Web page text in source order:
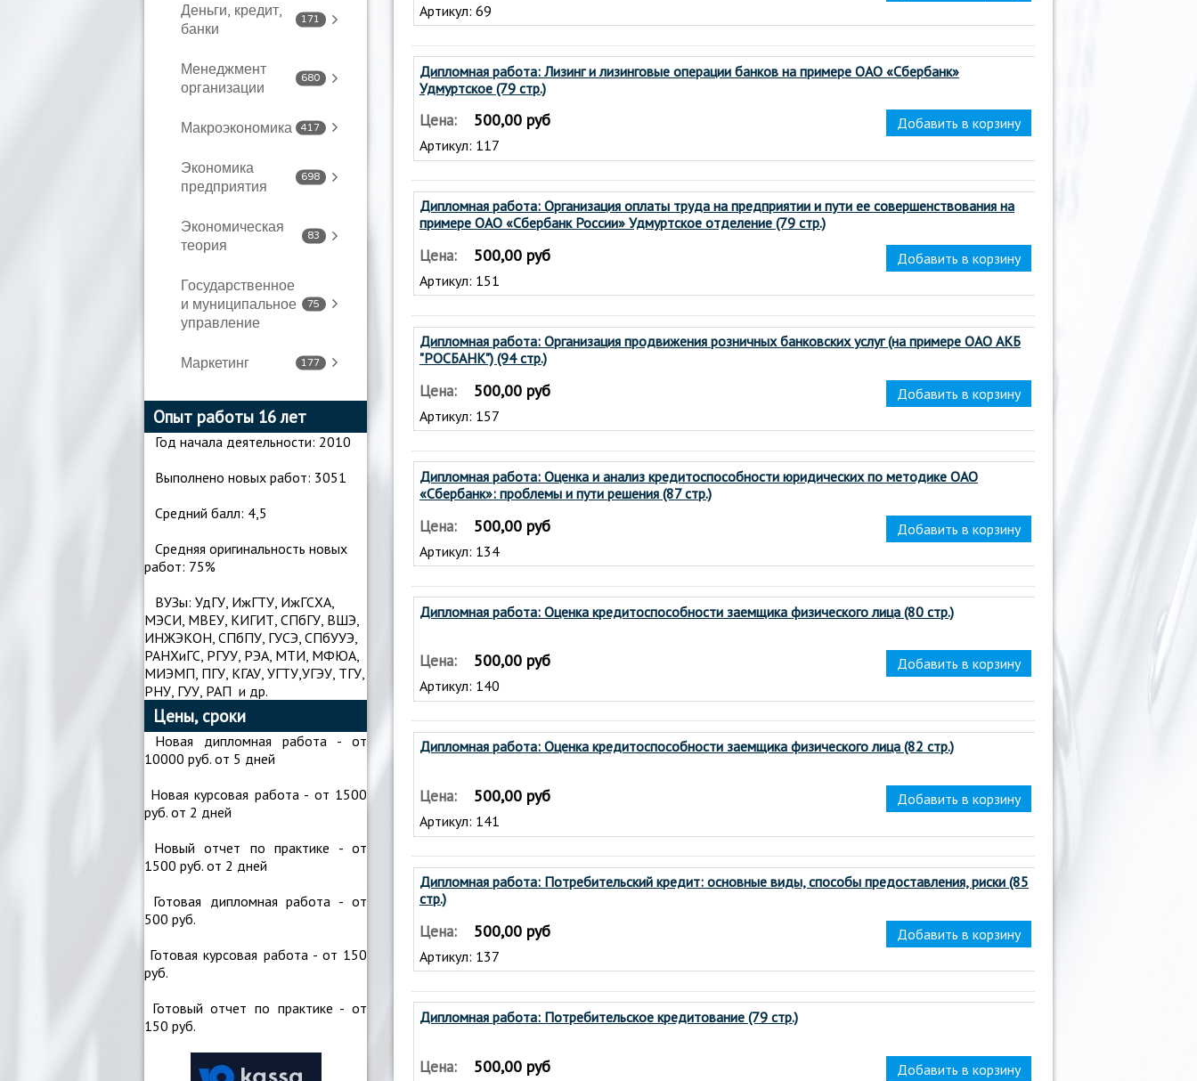
Деньги, кредит,
банки
171
Менеджмент
организации
680
Макроэкономика 417
Экономика
предприятия
698
Экономическая
теория
83
Государственное
и муниципальное
управление
75
Маркетинг 177
Опыт работы 16 лет
Год начала деятельности: 2010
Выполнено новых работ: 3051
Средний балл: 4,5
Средняя оригинальность новых
работ: 75%
ВУЗы: УдГУ, ИжГТУ, ИжГСХА,
МЭСИ, МВЕУ, КИГИТ, СПбГУ, ВШЭ,
ИНЖЭКОН, СПбПУ, ГУСЭ, СПбУУЭ,
РАНХиГС, РГУУ, РЭА, МТИ, МФЮА,
МИЭМП, ПГУ, КГАУ, УГТУ,УГЭУ, ТГУ,
РНУ, ГУУ, РАП и др.
Цены, сроки
Новая дипломная работа - от
10000 руб. от 5 дней
Новая курсовая работа - от 1500
руб. от 2 дней
Новый отчет по практике - от
1500 руб. от 2 дней
Готовая дипломная работа - от
500 руб.
Готовая курсовая работа - от 150
руб.
Готовый отчет по практике - от
150 руб.
Артикул: 69
Дипломная работа: Лизинг и лизинговые операции банков на примере ОАО «Сбербанк»
Удмуртское (79 стр.)
Цена: 500,00 руб
Артикул: 117
Дипломная работа: Организация оплаты труда на предприятии и пути ее совершенствования на
примере ОАО «Сбербанк России» Удмуртское отделение (79 стр.)
Цена: 500,00 руб
Артикул: 151
Дипломная работа: Организация продвижения розничных банковских услуг (на примере ОАО АКБ
"РОСБАНК") (94 стр.)
Цена: 500,00 руб
Артикул: 157
Дипломная работа: Оценка и анализ кредитоспособности юридических по методике ОАО
«Сбербанк»: проблемы и пути решения (87 стр.)
Цена: 500,00 руб
Артикул: 134
Дипломная работа: Оценка кредитоспособности заемщика физического лица (80 стр.)
Цена: 500,00 руб
Артикул: 140
Дипломная работа: Оценка кредитоспособности заемщика физического лица (82 стр.)
Цена: 500,00 руб
Артикул: 141
Дипломная работа: Потребительский кредит: основные виды, способы предоставления, риски (85
стр.)
Цена: 500,00 руб
Артикул: 137
Дипломная работа: Потребительское кредитование (79 стр.)
Цена: 500,00 руб